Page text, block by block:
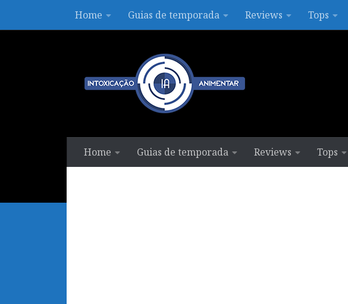
Skip to contentHome Guias de temporada Reviews Tops
Home Guias de temporada Reviews Tops